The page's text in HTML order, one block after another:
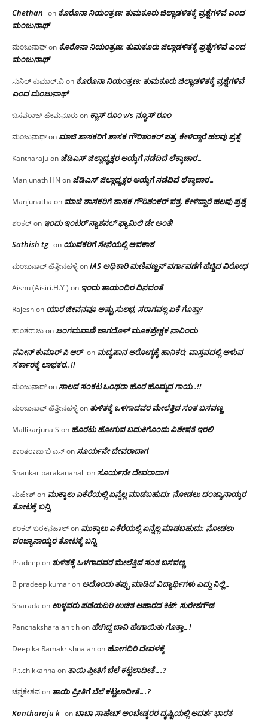
Chethan on ಕೊರೊನಾ ನಿಯಂತ್ರಣ: ತುಮಕೂರು ಜಿಲ್ಲಾಡಳಿತಕ್ಕೆ ಪ್ರಶ್ನೆಗಳಿವೆ ಎಂದ
ಮಂಜು‌ನಾಥ್
ಮಂಜುನಾಥ್on ಕೊರೊನಾ ನಿಯಂತ್ರಣ: ತುಮಕೂರು ಜಿಲ್ಲಾಡಳಿತಕ್ಕೆ ಪ್ರಶ್ನೆಗಳಿವೆ ಎಂದ
ಮಂಜು‌ನಾಥ್
ಸುನಿಲ್ ಕುಮಾರ್.ವಿon ಕೊರೊನಾ ನಿಯಂತ್ರಣ: ತುಮಕೂರು ಜಿಲ್ಲಾಡಳಿತಕ್ಕೆ ಪ್ರಶ್ನೆಗಳಿವೆ
ಎಂದ ಮಂಜು‌ನಾಥ್
ಬಸವರಾಜ್ ಹೇಮನೂರುon ಕ್ಲಾಸ್ ರೂಂ v/s ನ್ಯೂಸ್ ರೂಂ
ಮಂಜುನಾಥ್on ಮಾಜಿ ಶಾಸಕರಿಗೆ ಶಾಸಕ ಗೌರಿಶಂಕರ್ ಪತ್ರ, ಕೇಳಿದ್ದಾರೆ ಹಲವು ಪ್ರಶ್ನೆ
Kantharajuon ಜೆಡಿಎಸ್ ಜಿಲ್ಲಾಧ್ಯಕ್ಷರ ಆಯ್ಕೆಗೆ ನಡೆದಿದೆ ಲೆಕ್ಕಾಚಾರ…
Manjunath HN on ಜೆಡಿಎಸ್ ಜಿಲ್ಲಾಧ್ಯಕ್ಷರ ಆಯ್ಕೆಗೆ ನಡೆದಿದೆ ಲೆಕ್ಕಾಚಾರ…
Manjunatha on ಮಾಜಿ ಶಾಸಕರಿಗೆ ಶಾಸಕ ಗೌರಿಶಂಕರ್ ಪತ್ರ, ಕೇಳಿದ್ದಾರೆ ಹಲವು ಪ್ರಶ್ನೆ
ಶಂಕರ್on ಇಂದು ಇಂಟರ್ ನ್ಯಾಶನಲ್ ಫ್ಯಾಮಿಲಿ ಡೇ ಅಂತೆ!
Sathish tg on ಯುವಕರಿಗೆ ಸೇನೆಯಲ್ಲಿ ಅವಕಾಶ
ಮಂಜುನಾಥ್ ಹೆತ್ತೇನಹಳ್ಳಿonIAS ಅಧಿಕಾರಿ ಮಣಿವಣ್ಣನ್ ವರ್ಗಾವಣೆಗೆ ಹೆಚ್ಚಿದ‌ ವಿರೋಧ
Aishu (Aisiri.H.Y ) on ಇಂದು ತಾಯಂದಿರ ದಿನವಂತೆ
Rajeshon ಯಾರ ಜೀವನವೂ ಅಷ್ಟು ಸುಲಭ, ಸರಾಗವಲ್ಲ ಏಕೆ ಗೊತ್ತಾ?
ಶಾಂತರಾಜುon ಜಂಗಮವಾಣಿ ಜಾಗದೊಳ್ ಮೂಕಪ್ರೇಕ್ಷಕ ನಾವಿಂದು
ನವೀನ್ ಕುಮಾರ್ ಪಿ ಆರ್ on ಮದ್ಯಪಾನ ಆರೋಗ್ಯಕ್ಕೆ ಹಾನಿಕರ; ವಾಸ್ತವದಲ್ಲಿ ಅಳುವ
ಸರ್ಕಾರಕ್ಕೆ ಲಾಭಕರ..!!
ಮಂಜುನಾಥ್onಸಾಲದ ಸಂಕಟ ಒಂಥರಾ ಹೊರ ಹೊಮ್ಮದ ಗಾಯ..!!
ಮಂಜುನಾಥ್ ಹೆತ್ತೇನಹಳ್ಳಿon ತುಳಿತಕ್ಕೆ ಒಳಗಾದವರ ಮೇಲೆತ್ತಿದ ಸಂತ ಬಸವಣ್ಣ
Mallikarjuna S on ಹೊರಟು ಹೋಗುವ ಬದುಕಿಗೊಂದು ವಿಶೇಷತೆ ಇರಲಿ
ಶಾಂತರಾಜು ಬಿ ಎಸ್onಸೂರ್ಯನೇ ದೇವರಾದಾಗ
Shankar barakanahall onಸೂರ್ಯನೇ ದೇವರಾದಾಗ
ಮಹೇಶ್on ಮುಕ್ಕಾಲು ಎಕೆರೆಯಲ್ಲಿ ಏನ್ನೆಲ್ಲ‌ ಮಾಡಬಹುದು: ನೋಡಲು ದಂಜ್ಯಾನಾಯ್ಕರ
ತೋಟಕ್ಕೆ ಬನ್ನಿ
ಶಂಕರ್ ಬರಕನಹಾಲ್on ಮುಕ್ಕಾಲು ಎಕೆರೆಯಲ್ಲಿ ಏನ್ನೆಲ್ಲ‌ ಮಾಡಬಹುದು: ನೋಡಲು
ದಂಜ್ಯಾನಾಯ್ಕರ ತೋಟಕ್ಕೆ ಬನ್ನಿ
Pradeepon ತುಳಿತಕ್ಕೆ ಒಳಗಾದವರ ಮೇಲೆತ್ತಿದ ಸಂತ ಬಸವಣ್ಣ
B pradeep kumaron ಅದೊಂದು ತಪ್ಪು ಮಾಡಿದ ವಿದ್ಯಾರ್ಥಿಗಳು ಎದ್ದು ನಿಲ್ಲಿ…
Sharada on ಉಳ್ಳವರು ಪಡೆಯದಿರಿ ಉಚಿತ ಆಹಾರದ ಕಿಟ್: ಸುರೇಶಗೌಡ
Panchaksharaiah t hon ಹೇಗಿದ್ದ ಬಾವಿ ಹೇಗಾಯಿತು ಗೊತ್ತಾ…!
Deepika Ramakrishnaiahon ಹೋಗದಿರಿ ದೇವಳಕ್ಕೆ
P.t.chikkanna on ತಾಯಿ ಪ್ರೀತಿಗೆ ಬೆಲೆ ಕಟ್ಟಲಾದೀತೆ….?
ಚನ್ನಕೇಶವon ತಾಯಿ ಪ್ರೀತಿಗೆ ಬೆಲೆ ಕಟ್ಟಲಾದೀತೆ….?
Kantharaju k on ಬಾಬಾ ಸಾಹೇಬ್ ಅಂಬೇಡ್ಕರರ ದೃಷ್ಟಿಯಲ್ಲಿ ಆದರ್ಶ ಭಾರತ